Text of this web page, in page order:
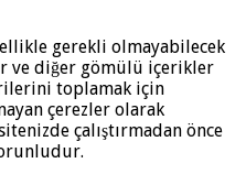
gerekli olmayabilecek
ve diğer gömülü içerikler
toplamak için
çerezler olarak
çalıştırmadan önce